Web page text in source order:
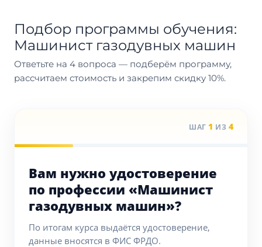
Подбор программы обучения:
Машинист газодувных машин
Ответьте на 4 вопроса — подберём программу,
рассчитаем стоимость и закрепим скидку 10%.
ШАГ 1 ИЗ 4
Вам нужно удостоверение
по профессии «Машинист
газодувных машин»?
По итогам курса выдаётся удостоверение,
данные вносятся в ФИС ФРДО.